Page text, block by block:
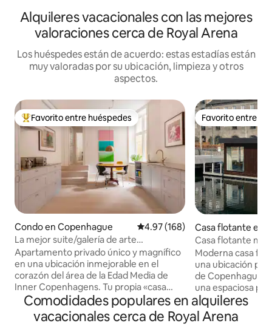
Alquileres vacacionales con las mejores
valoraciones cerca de Royal Arena
Los huéspedes están de acuerdo: estas estadías están
muy valoradas por su ubicación, limpieza y otros
aspectos.
Favorito entre huéspedes preferido
Favorito entre huéspedes
Condo en Copenhague Calificación promedio: 4.97 de
4.97 (168)
La mejor suite/galería de arte
céntrica/privada de lujo
Apartamento privado único y magnífico
en una ubicación inmejorable en el
corazón del área de la Edad Media de
Inner Copenhagens. Tu propia «casa
adosada» con entrada privada desde una
calle lateral tranquila. Un lujo de alta
gama distribuido en 140 metros
Favorito entre
Favorito entre
Casa flotante en
ue
Casa flotante
Zona céntrica
Moderna casa
una ubicación
de Copenhague. Grandes ventanales y
una espaciosa
directamente al
luminoso y tranquilo. La casa
está ubicada en
Comodidades populares en alquileres
vacacionales cerca de Royal Arena